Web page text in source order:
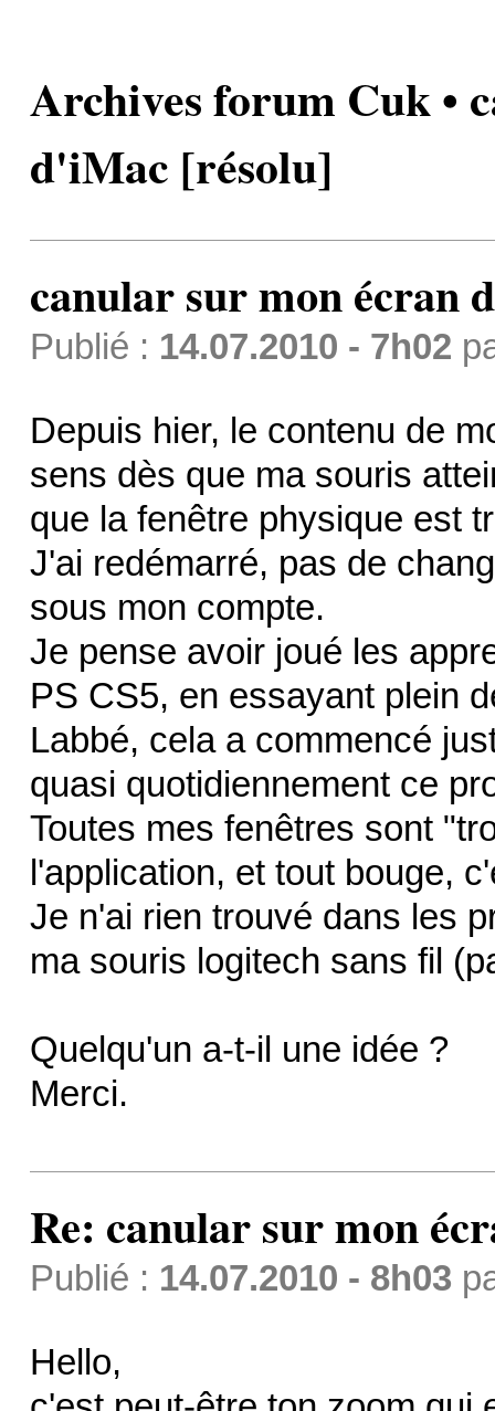
Archives forum Cuk •
d'iMac [résolu]
canular sur mon écran
Publié : 14.07.2010 - 7h02
Depuis hier, le contenu de
sens dès que ma souris
que la fenêtre physique est
J'ai redémarré, pas de
sous mon compte.
Je pense avoir joué les
PS CS5, en essayant plein
Labbé, cela a commencé
quasi quotidiennement ce
Toutes mes fenêtres sont
l'application, et tout bouge,
Je n'ai rien trouvé dans les
ma souris logitech sans fil
Quelqu'un a-t-il une idée ?
Merci.
Re: canular sur mon
Publié : 14.07.2010 - 8h03
Hello,